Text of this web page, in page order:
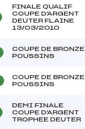
FINALE QUALIF
COUPE D'ARGENT
DEUTER FLAINE
13/03/2010
COUPE DE BRONZE
POUSSINS
COUPE DE BRONZE
POUSSINS
DEMI FINALE
COUPE D'ARGENT
TROPHEE DEUTER